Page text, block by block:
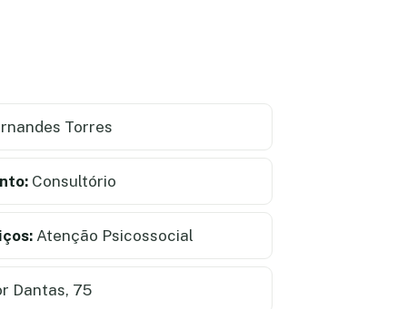
Torres
Consultório
Atenção Psicossocial
Dantas, 75